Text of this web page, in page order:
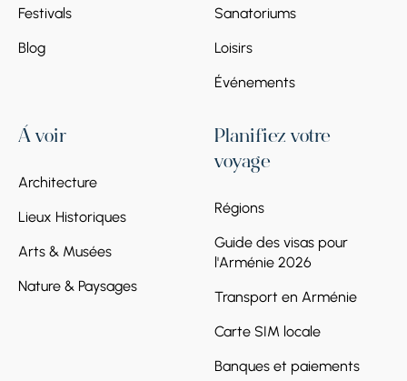
Festivals
Blog
Sanatoriums
Loisirs
Événements
À voir
Architecture
Lieux Historiques
Arts & Musées
Nature & Paysages
Planifiez votre
voyage
Régions
Guide des visas pour
l'Arménie 2026
Transport en Arménie
Carte SIM locale
Banques et paiements